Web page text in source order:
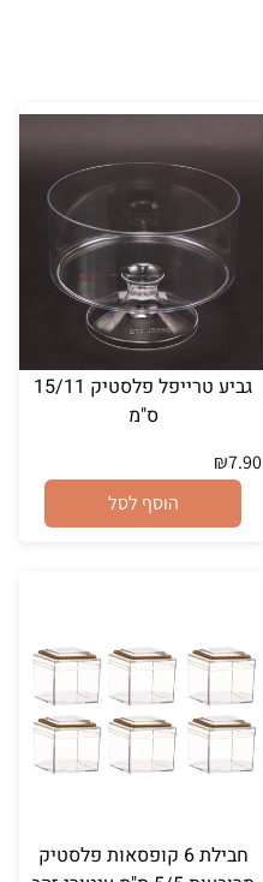
גביע טרייפל פלסטיק 15/11
ס"מ
₪7.90
הוסף לסל
חבילת 6 קופסאות פלסטיק